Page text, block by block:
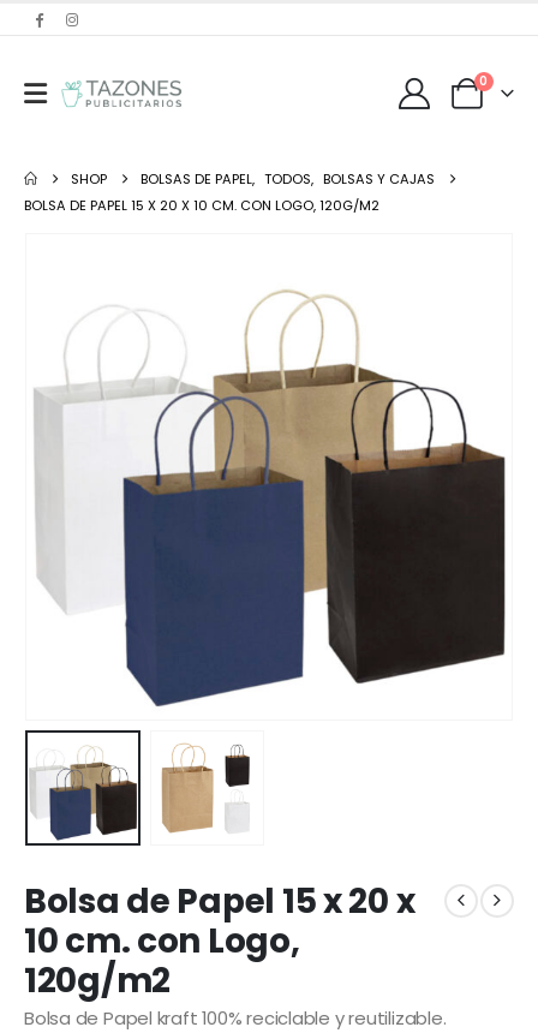
0
SHOP BOLSAS DE PAPEL, TODOS, BOLSAS Y CAJAS
BOLSA DE PAPEL 15 X 20 X 10 CM. CON LOGO, 120G/M2
Bolsa de Papel 15 x 20 x
10 cm. con Logo,
120g/m2
Bolsa de Papel kraft 100% reciclable y reutilizable.